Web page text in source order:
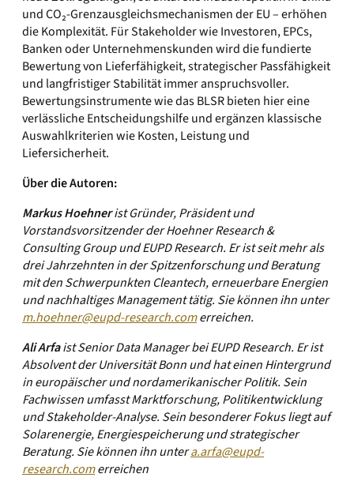
und CO₂-Grenzausgleichsmechanismen der EU – erhöhen
die Komplexität. Für Stakeholder wie Investoren, EPCs,
Banken oder Unternehmenskunden wird die fundierte
Bewertung von Lieferfähigkeit, strategischer Passfähigkeit
und langfristiger Stabilität immer anspruchsvoller.
Bewertungsinstrumente wie das BLSR bieten hier eine
verlässliche Entscheidungshilfe und ergänzen klassische
Auswahlkriterien wie Kosten, Leistung und
Liefersicherheit.
Über die Autoren:
Markus Hoehnerist Gründer, Präsident und
Vorstandsvorsitzender der Hoehner Research &
Consulting Group und EUPD Research. Er ist seit mehr als
drei Jahrzehnten in der Spitzenforschung und Beratung
mit den Schwerpunkten Cleantech, erneuerbare Energien
und nachhaltiges Management tätig. Sie können ihn unter
m.hoehner@eupd-research.comerreichen.
Ali Arfaist Senior Data Manager bei EUPD Research. Er ist
Absolvent der Universität Bonn und hat einen Hintergrund
in europäischer und nordamerikanischer Politik. Sein
Fachwissen umfasst Marktforschung, Politikentwicklung
und Stakeholder-Analyse. Sein besonderer Fokus liegt auf
Solarenergie, Energiespeicherung und strategischer
Beratung. Sie können ihn untera.arfa@eupd-
research.comerreichen